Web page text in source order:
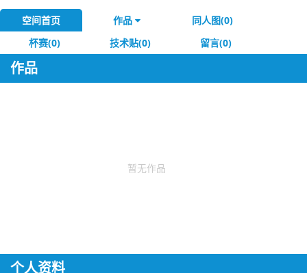
空间首页 作品
同人图(0)
杯赛(0)
技术贴(0) 留言(0)
作品
暂无作品
个人资料